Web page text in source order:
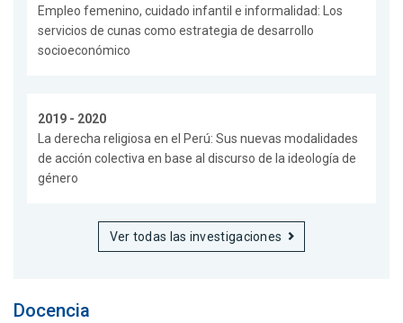
Empleo femenino, cuidado infantil e informalidad: Los
servicios de cunas como estrategia de desarrollo
socioeconómico
2019 - 2020
La derecha religiosa en el Perú: Sus nuevas modalidades
de acción colectiva en base al discurso de la ideología de
género
Ver todas las investigaciones
Docencia